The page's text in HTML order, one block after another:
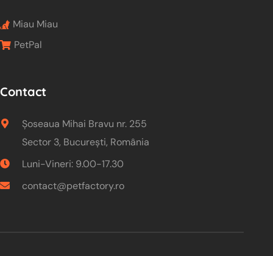
Miau Miau
PetPal
Contact
Șoseaua Mihai Bravu nr. 255
Sector 3, București, România
Luni-Vineri: 9.00-17.30
contact@petfactory.ro